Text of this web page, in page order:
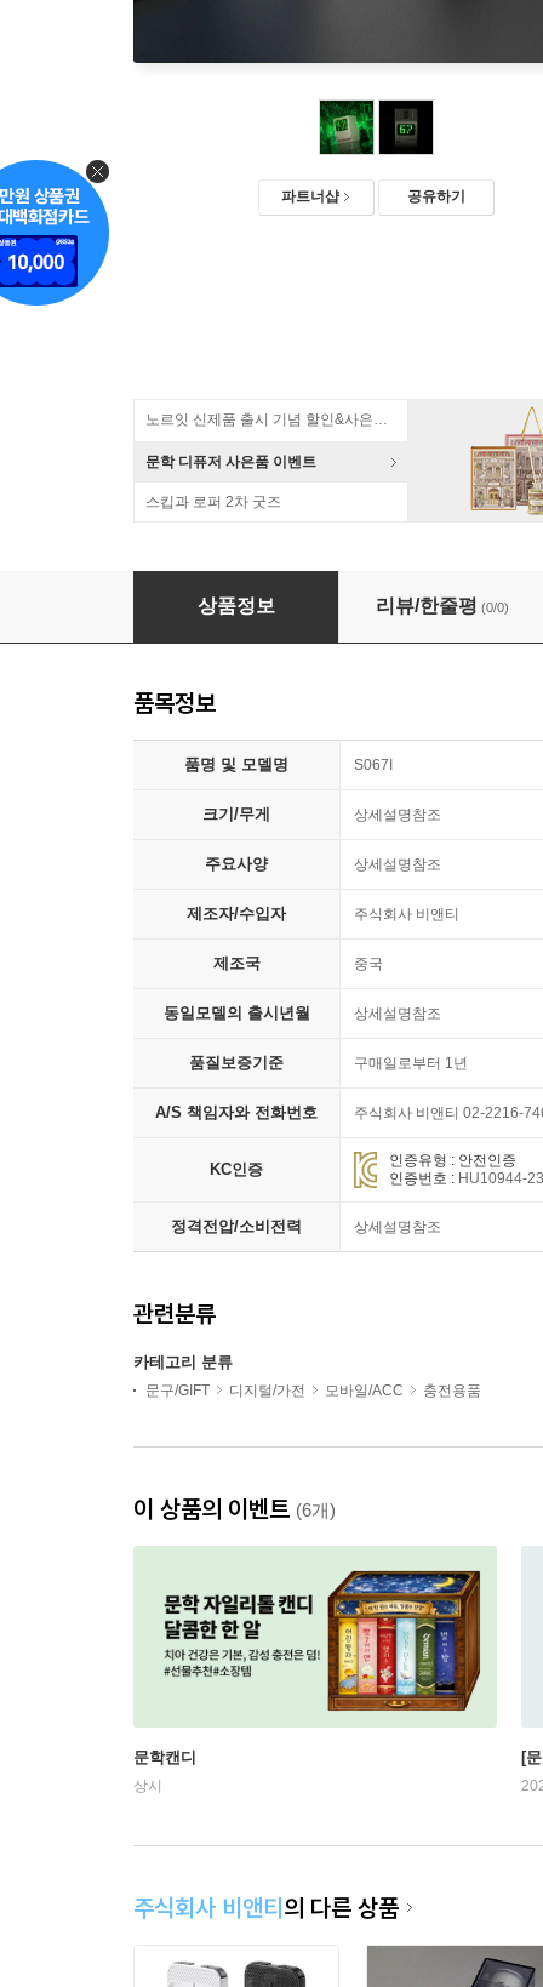
파트너샵 공유하기
노르잇 신제품 출시 기념 할인&사은품 증정!
문학 디퓨저 사은품 이벤트
스킵과 로퍼 2차 굿즈
[Sharge] 샤지 맥킨토시 감성 67w 스마트 충전
상품정보 리뷰/한줄평 (0/0)
품목정보
품명 및 모델명 S067I
크기/무게 상세설명참조
주요사양 상세설명참조
제조자/수입자 주식회사 비앤티
제조국 중국
동일모델의 출시년월 상세설명참조
품질보증기준 구매일로부터 1년
A/S 책임자와 전화번호 주식회사 비앤티 02-2216-
KC인증
인증유형 : 안전인증
인증번호 : HU10944-
정격전압/소비전력 상세설명참조
관련분류
카테고리 분류
문구/GIFT 디지털/가전 모바일/ACC 충전용품
이 상품의 이벤트 (6개)
문학캔디
상시
[
주식회사 비앤티의 다른 상품